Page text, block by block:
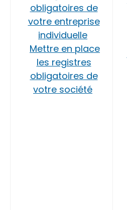
obligatoires de
votre entreprise
individuelle
Mettre en place
les registres
obligatoires de
votre société